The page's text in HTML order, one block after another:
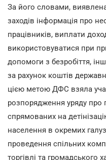
За його словами,
заходів інформація про
працівників, виплати
використовуватися при
допомоги з безробіття,
за рахунок коштів
цією метою ДФС взяла
розпорядження уряду про
спрямованих на
населення в окремих
проведення спільних
торгівлі та громадського